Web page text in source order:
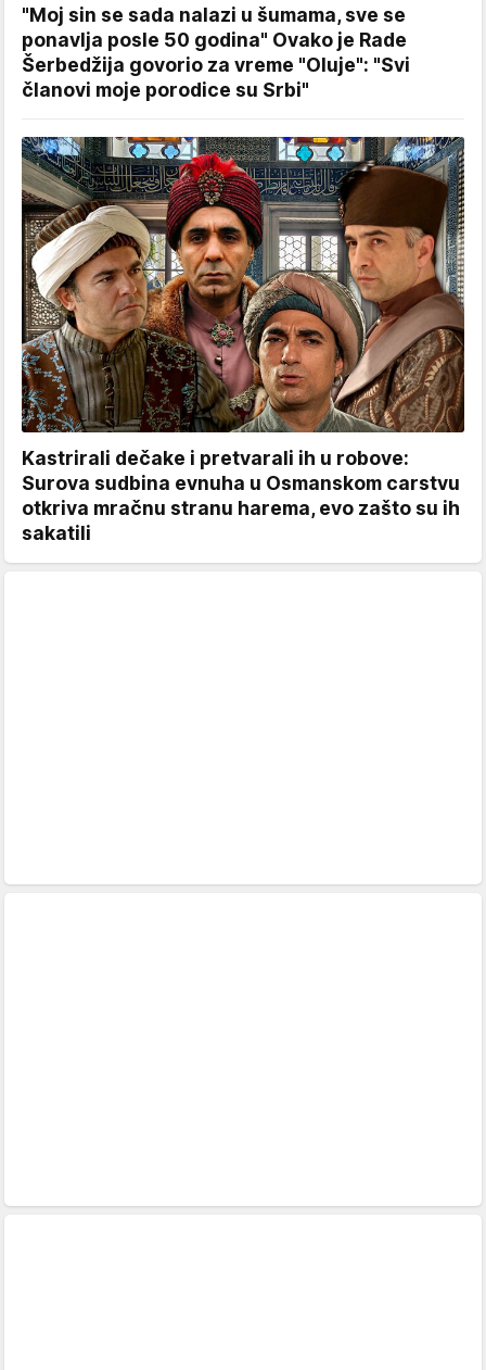
"Moj sin se sada nalazi u šumama, sve se
ponavlja posle 50 godina" Ovako je Rade
Šerbedžija govorio za vreme "Oluje": "Svi
članovi moje porodice su Srbi"
Kastrirali dečake i pretvarali ih u robove:
Surova sudbina evnuha u Osmanskom carstvu
otkriva mračnu stranu harema, evo zašto su ih
sakatili